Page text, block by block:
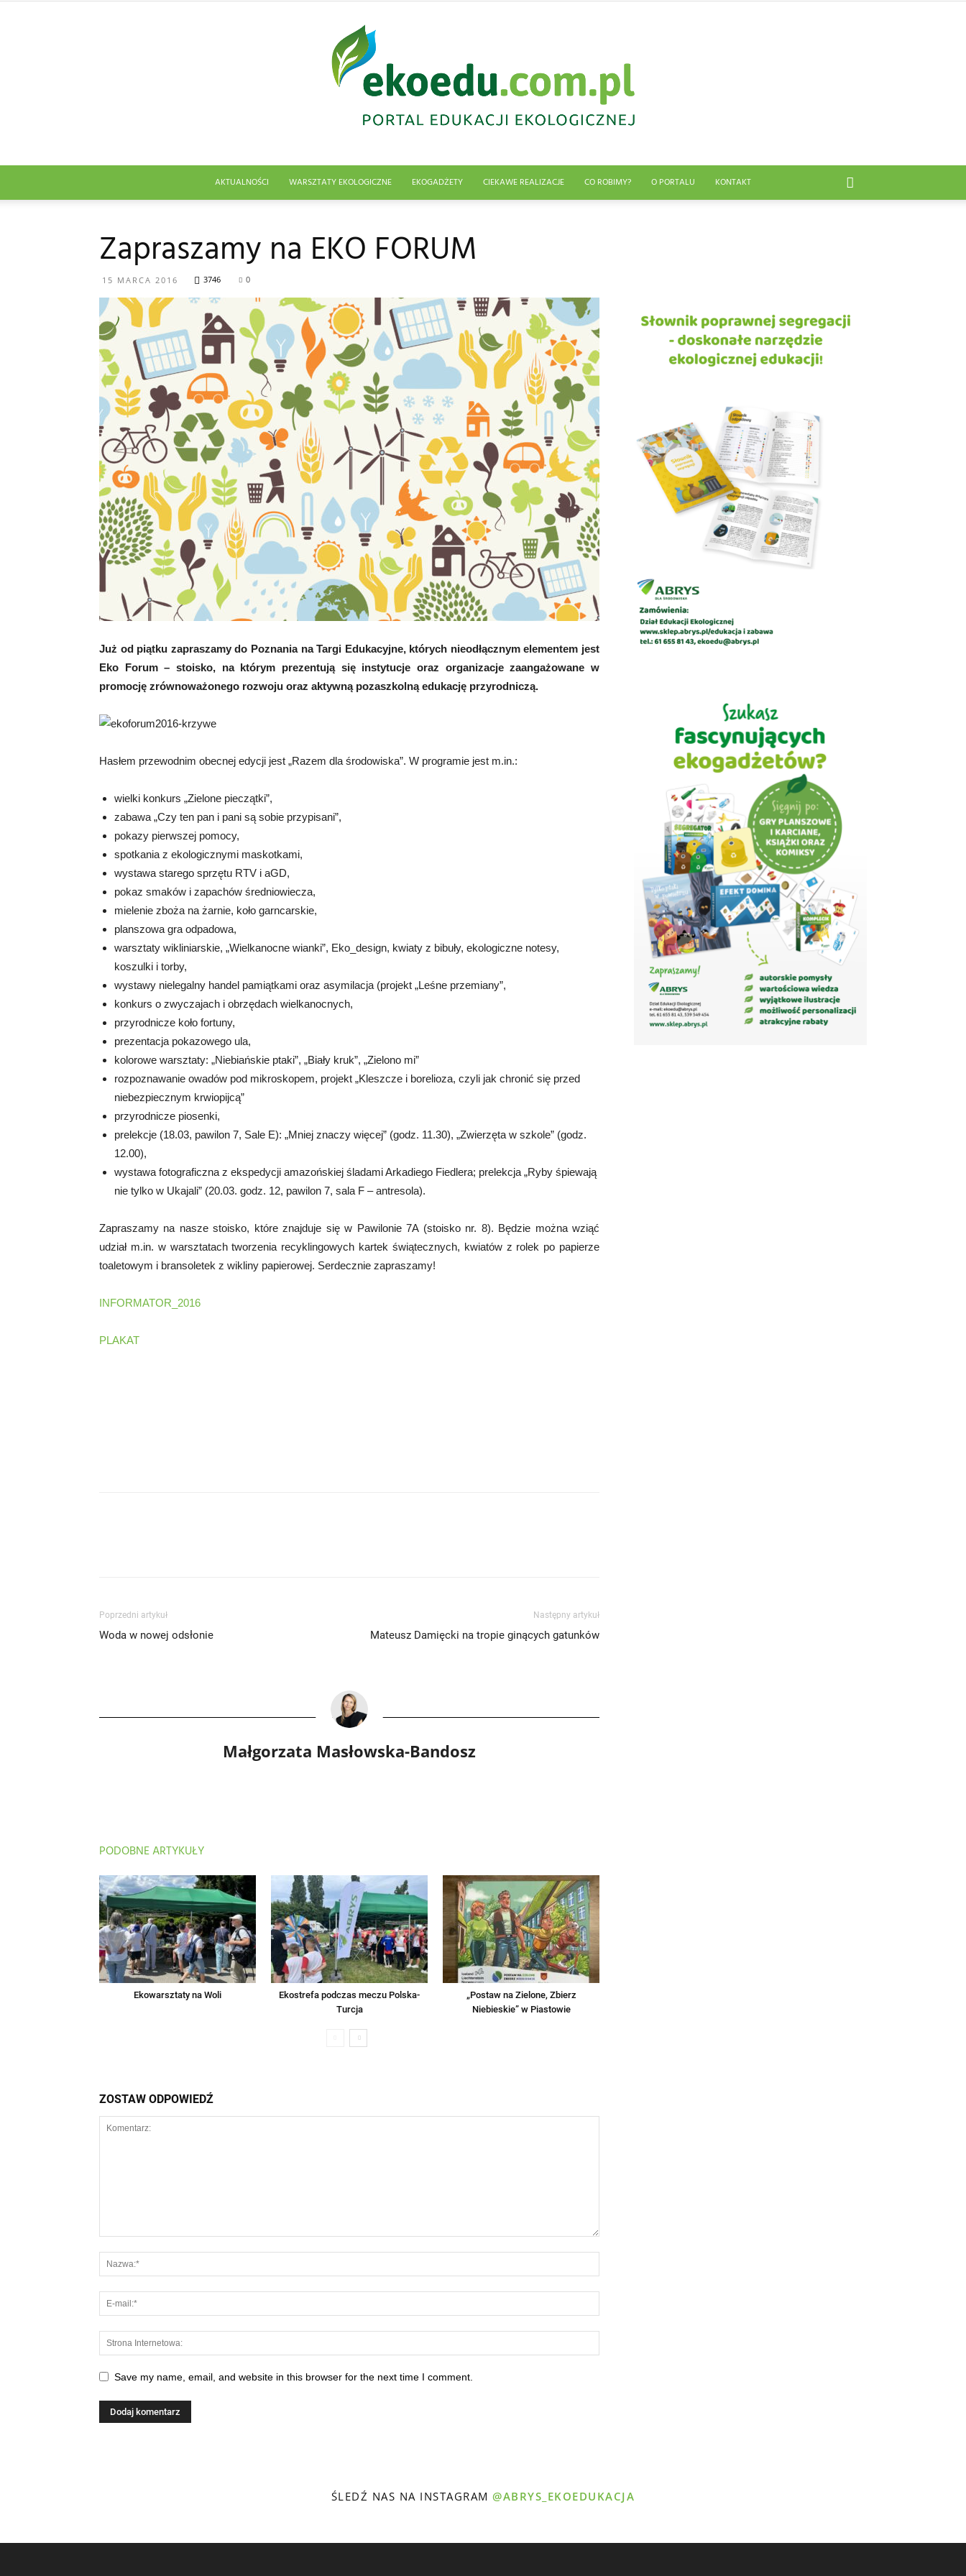
ekologiczna
AKTUALNOŚCI WARSZTATY EKOLOGICZNE EKOGADŻETY CIEKAWE REALIZACJE CO ROBIMY? O PORTALU KONTAKT
Zapraszamy na EKO FORUM
15 MARCA 2016 3746 0
Już od piątku zapraszamy do Poznania na Targi Edukacyjne, których nieodłącznym elementem jest
Eko Forum – stoisko, na którym prezentują się instytucje oraz organizacje zaangażowane w
promocję zrównoważonego rozwoju oraz aktywną pozaszkolną edukację przyrodniczą.
Hasłem przewodnim obecnej edycji jest „Razem dla środowiska”. W programie jest m.in.:
wielki konkurs „Zielone pieczątki”,
zabawa „Czy ten pan i pani są sobie przypisani”,
pokazy pierwszej pomocy,
spotkania z ekologicznymi maskotkami,
wystawa starego sprzętu RTV i aGD,
pokaz smaków i zapachów średniowiecza,
mielenie zboża na żarnie, koło garncarskie,
planszowa gra odpadowa,
warsztaty wikliniarskie, „Wielkanocne wianki”, Eko_design, kwiaty z bibuły, ekologiczne notesy,
koszulki i torby,
wystawy nielegalny handel pamiątkami oraz asymilacja (projekt „Leśne przemiany”,
konkurs o zwyczajach i obrzędach wielkanocnych,
przyrodnicze koło fortuny,
prezentacja pokazowego ula,
kolorowe warsztaty: „Niebiańskie ptaki”, „Biały kruk”, „Zielono mi”
rozpoznawanie owadów pod mikroskopem, projekt „Kleszcze i borelioza, czyli jak chronić się przed
niebezpiecznym krwiopijcą”
przyrodnicze piosenki,
prelekcje (18.03, pawilon 7, Sale E): „Mniej znaczy więcej” (godz. 11.30), „Zwierzęta w szkole” (godz.
12.00),
wystawa fotograficzna z ekspedycji amazońskiej śladami Arkadiego Fiedlera; prelekcja „Ryby śpiewają
nie tylko w Ukajali” (20.03. godz. 12, pawilon 7, sala F – antresola).
Zapraszamy na nasze stoisko, które znajduje się w Pawilonie 7A (stoisko nr. 8). Będzie można wziąć
udział m.in. w warsztatach tworzenia recyklingowych kartek świątecznych, kwiatów z rolek po papierze
toaletowym i bransoletek z wikliny papierowej. Serdecznie zapraszamy!
INFORMATOR_2016
PLAKAT
Poprzedni artykuł
Woda w nowej odsłonie
Następny artykuł
Mateusz Damięcki na tropie ginących gatunków
Małgorzata Masłowska-Bandosz
PODOBNE ARTYKUŁY
Ekowarsztaty na Woli
Ekostrefa podczas meczu Polska-
Turcja
„Postaw na Zielone, Zbierz
Niebieskie” w Piastowie
ZOSTAW ODPOWIEDŹ
Save my name, email, and website in this browser for the next time I comment.
ŚLEDŹ NAS NA INSTAGRAM@ABRYS_EKOEDUKACJA